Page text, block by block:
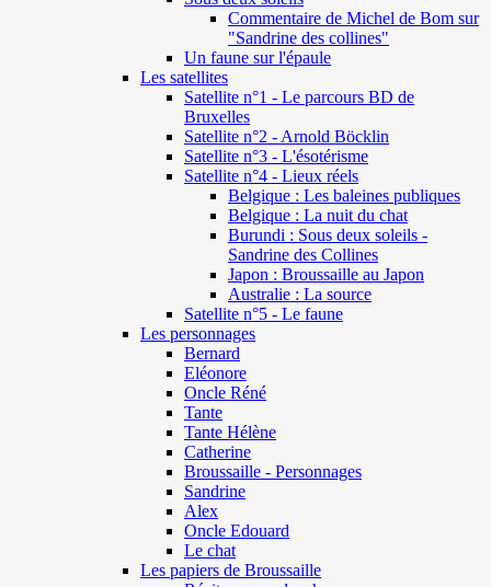
Commentaire de Michel de Bom sur
"Sandrine des collines"
Un faune sur l'épaule
Les satellites
Satellite n°1 - Le parcours BD de
Bruxelles
Satellite n°2 - Arnold Böcklin
Satellite n°3 - L'ésotérisme
Satellite n°4 - Lieux réels
Belgique : Les baleines publiques
Belgique : La nuit du chat
Burundi : Sous deux soleils -
Sandrine des Collines
Japon : Broussaille au Japon
Australie : La source
Satellite n°5 - Le faune
Les personnages
Bernard
Eléonore
Oncle Réné
Tante
Tante Hélène
Catherine
Broussaille - Personnages
Sandrine
Alex
Oncle Edouard
Le chat
Les papiers de Broussaille